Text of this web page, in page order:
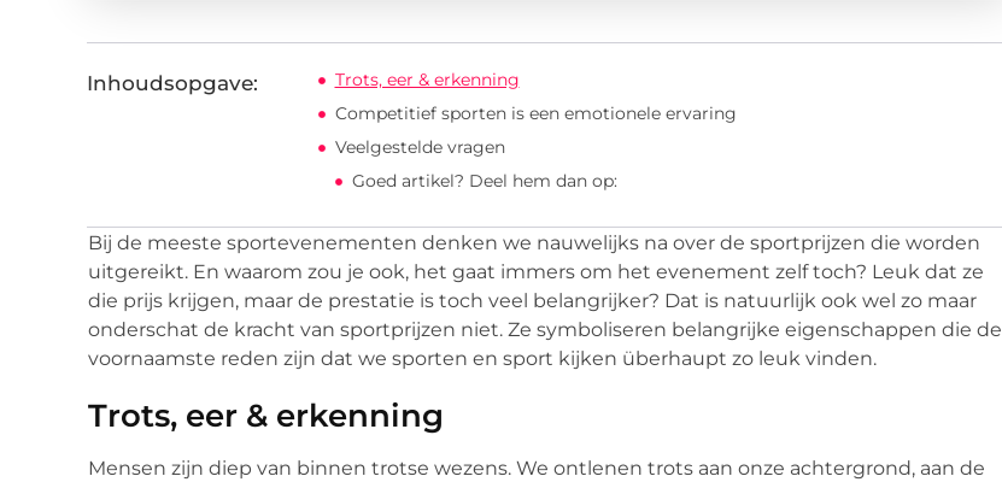
Inhoudsopgave:
Trots, eer & erkenning
Competitief sporten is een emotionele ervaring
Veelgestelde vragen
Goed artikel? Deel hem dan op:
Bij de meeste sportevenementen denken we nauwelijks na over de sportprijzen die worden
uitgereikt. En waarom zou je ook, het gaat immers om het evenement zelf toch? Leuk dat ze
die prijs krijgen, maar de prestatie is toch veel belangrijker? Dat is natuurlijk ook wel zo maar
onderschat de kracht van sportprijzen niet. Ze symboliseren belangrijke eigenschappen die de
voornaamste reden zijn dat we sporten en sport kijken überhaupt zo leuk vinden.
Trots, eer & erkenning
Mensen zijn diep van binnen trotse wezens. We ontlenen trots aan onze achtergrond, aan de